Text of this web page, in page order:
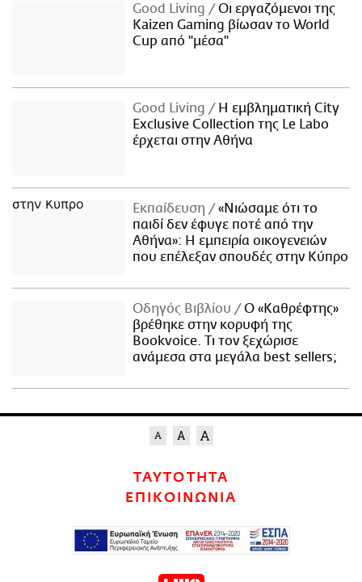
Good Living
Οι εργαζόμενοι της
Kaizen Gaming βίωσαν το World
Cup από "μέσα"
Good Living
Η εμβληματική City
Exclusive Collection της Le Labo
έρχεται στην Αθήνα
Εκπαίδευση
«Νιώσαμε ότι το
παιδί δεν έφυγε ποτέ από την
Αθήνα»: Η εμπειρία οικογενειών
που επέλεξαν σπουδές στην Κύπρο
Οδηγός Βιβλίου
Ο «Καθρέφτης»
βρέθηκε στην κορυφή της
Bookvoice. Τι τον ξεχώρισε
ανάμεσα στα μεγάλα best sellers;
ΤΑΥΤΟΤΗΤΑ
ΕΠΙΚΟΙΝΩΝΙΑ